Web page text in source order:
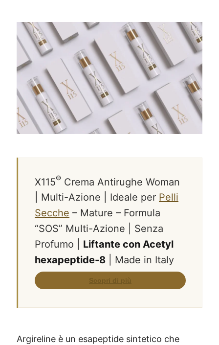
X115® Crema Antirughe Woman
| Multi-Azione | Ideale per Pelli
Secche – Mature – Formula
“SOS” Multi-Azione | Senza
Profumo | Liftante con Acetyl
hexapeptide-8 | Made in Italy
Argireline è un esapeptide sintetico che